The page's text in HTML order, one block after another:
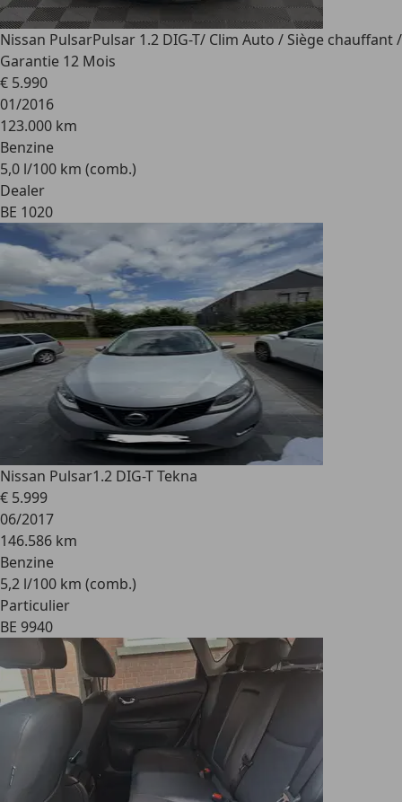
Nissan PulsarPulsar 1.2 DIG-T/ Clim Auto / Siège chauffant /
Garantie 12 Mois
€ 5.990
01/2016
123.000 km
Benzine
5,0 l/100 km (comb.)
Dealer
BE 1020
Nissan Pulsar1.2 DIG-T Tekna
€ 5.999
06/2017
146.586 km
Benzine
5,2 l/100 km (comb.)
Particulier
BE 9940